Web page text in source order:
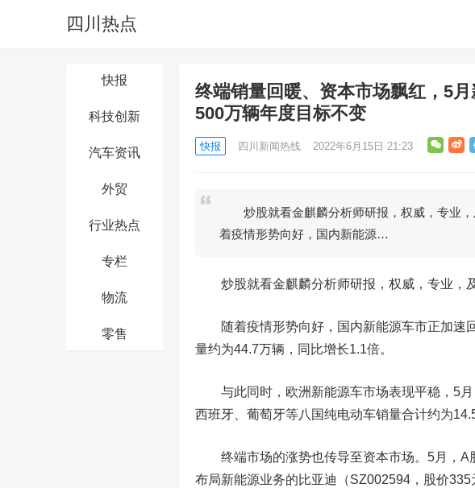
四川热点
快报
科技创新
汽车资讯
外贸
行业热点
专栏
物流
零售
终端销量回暖、资本市场飘红，5
500万辆年度目标不变
快报 四川新闻热线 2022年6月15日 21:23
炒股就看金麒麟分析师研报，权威，专业
着疫情形势向好，国内新能源…
炒股就看金麒麟分析师研报，权威，专业，及
随着疫情形势向好，国内新能源车市正加速
量约为44.7万辆，同比增长1.1倍。
与此同时，欧洲新能源车市场表现平稳，5月
西班牙、葡萄牙等八国纯电动车销量合计约为
终端市场的涨势也传导至资本市场。5月，A
布局新能源业务的比亚迪 （SZ002594 ，股价